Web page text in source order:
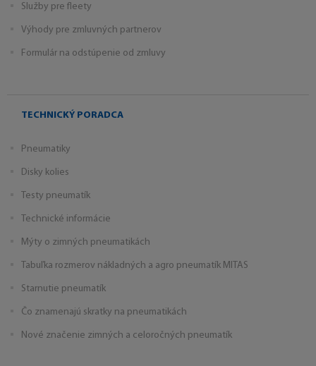
Služby pre fleety
Výhody pre zmluvných partnerov
Formulár na odstúpenie od zmluvy
TECHNICKÝ PORADCA
Pneumatiky
Disky kolies
Testy pneumatík
Technické informácie
Mýty o zimných pneumatikách
Tabuľka rozmerov nákladných a agro pneumatík MITAS
Starnutie pneumatík
Čo znamenajú skratky na pneumatikách
Nové značenie zimných a celoročných pneumatík